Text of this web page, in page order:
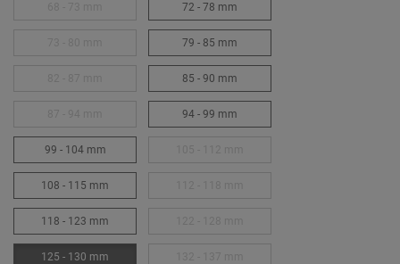
72 - 78 mm
79 - 85 mm
85 - 90 mm
94 - 99 mm
99 - 104 mm
108 - 115 mm
118 - 123 mm
125 - 130 mm